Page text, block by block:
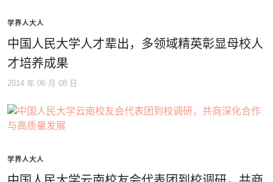
学界人大人
中国人民大学人才辈出，多领域精英彰显母校人
才培养成果
2014 年 06 月 08 日
学界人大人